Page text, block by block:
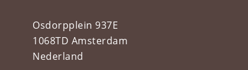
Osdorpplein 937E
1068TD Amsterdam
Nederland